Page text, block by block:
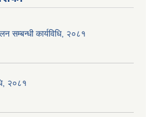
सम्बन्धी कार्यविधि, २०८१
२०८१